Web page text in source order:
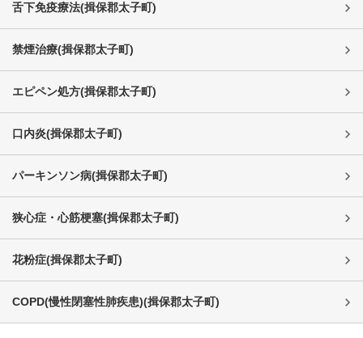
舌下免疫療法(揖保郡太子町)
禁煙治療(揖保郡太子町)
エピペン処方(揖保郡太子町)
口内炎(揖保郡太子町)
パーキンソン病(揖保郡太子町)
狭心症・心筋梗塞(揖保郡太子町)
花粉症(揖保郡太子町)
COPD(慢性閉塞性肺疾患)(揖保郡太子町)